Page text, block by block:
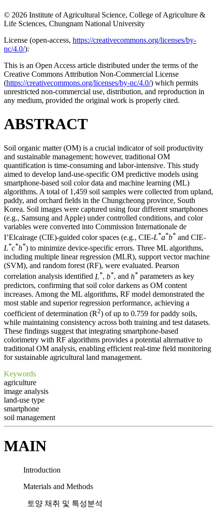
© 2026 Institute of Agricultural Science, College of Agriculture &
Life Sciences, Chungnam National University
License (open-access, https://creativecommons.org/licenses/by-
nc/4.0/):
This is an Open Access article distributed under the terms of the
Creative Commons Attribution Non-Commercial License
(https://creativecommons.org/licenses/by-nc/4.0/) which permits
unrestricted non-commercial use, distribution, and reproduction in
any medium, provided the original work is properly cited.
ABSTRACT
Soil organic matter (OM) is a crucial indicator of soil productivity
and sustainable management; however, traditional OM
quantification is time-consuming and labor-intensive. This study
aimed to develop land-use-specific OM predictive models using
smartphone-based soil color data and machine learning (ML)
algorithms. A total of 1,459 soil samples were collected from upland,
paddy, and orchard fields in the Chungcheong province, South
Korea. Soil images were captured using four different smartphones
(e.g., Samsung and Apple) under controlled conditions, and color
variables were converted into Commission Internationale de
I’Elcairage (CIE)-guided color spaces (e.g., CIE-L*a*b* and CIE-
L*c*h*) to minimize device-specific errors. Three ML algorithms,
including multiple linear regression (MLR), support vector machine
(SVM), and random forest (RF), were evaluated. Pearson
correlation analysis identified L*, b*, and h* parameters as key
predictors, confirming that soil color darkens as OM content
increases. Among the ML algorithms, RF model demonstrated the
most stable and superior regression performance, achieving a
coefficient of determination (R2) of up to 0.759 for paddy soils,
while maintaining consistency across both training and test datasets.
These findings suggest that integrating smartphone-based
colorimetry with RF algorithms provides a potential alternative to
traditional OM analysis, enabling efficient real-time field monitoring
for sustainable agricultural land management.
Keywords
agriculture
image analysis
land-use type
smartphone
soil management
MAIN
Introduction
Materials and Methods
토양 채취 및 특성분석